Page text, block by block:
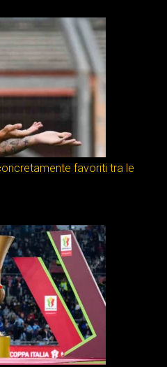
favoriti tra le